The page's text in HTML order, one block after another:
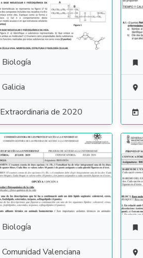
Biología
Galicia
Extraordinaria de 2020



Biología
Comunidad Valenciana

